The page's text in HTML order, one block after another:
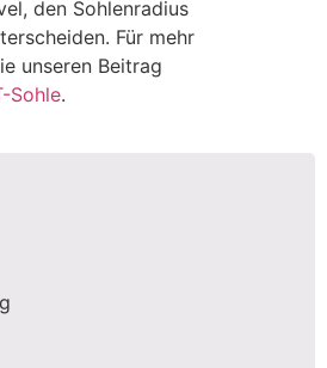
den Sohlenradius
Für mehr
unseren Beitrag
Sohle.